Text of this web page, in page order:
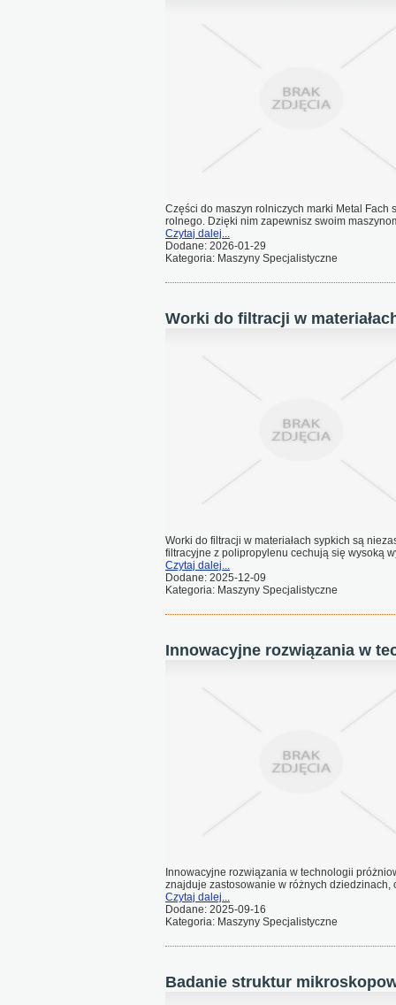
Części do maszyn rolniczych marki Metal
rolnego. Dzięki nim zapewnisz swoim
Czytaj dalej...
Dodane: 2026-01-29
Kategoria: Maszyny Specjalistyczne
Worki do filtracji w
Worki do filtracji w materiałach sypkich są
filtracyjne z polipropylenu cechują się wysoką
Czytaj dalej...
Dodane: 2025-12-09
Kategoria: Maszyny Specjalistyczne
Innowacyjne rozwiązania w
Innowacyjne rozwiązania w technologii
znajduje zastosowanie w różnych dziedzinach,
Czytaj dalej...
Dodane: 2025-09-16
Kategoria: Maszyny Specjalistyczne
Badanie struktur